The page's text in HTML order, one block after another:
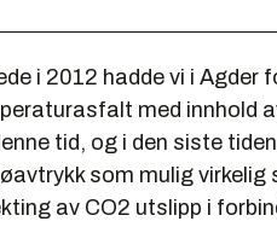
i 2012 hadde vi i Agder
med innhold
tid, og i den siste
som mulig
av CO2 utslipp i